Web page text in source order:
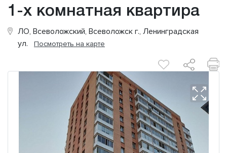
1-х комнатная квартира
ЛО, Всеволожский, Всеволожск г., Ленинградская
ул. Посмотреть на карте